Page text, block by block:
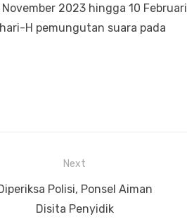
2023 hingga 10 Februari
H pemungutan suara pada
Next
Polisi, Ponsel Aiman
Disita Penyidik